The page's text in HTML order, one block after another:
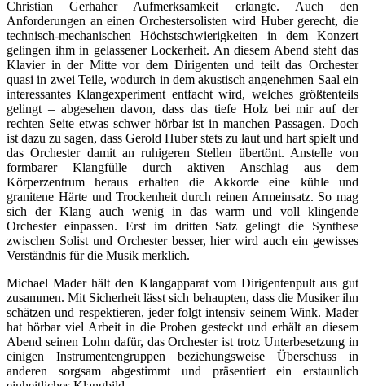
Christian Gerhaher Aufmerksamkeit erlangte. Auch den
Anforderungen an einen Orchestersolisten wird Huber gerecht, die
technisch-mechanischen Höchstschwierigkeiten in dem Konzert
gelingen ihm in gelassener Lockerheit. An diesem Abend steht das
Klavier in der Mitte vor dem Dirigenten und teilt das Orchester
quasi in zwei Teile, wodurch in dem akustisch angenehmen Saal ein
interessantes Klangexperiment entfacht wird, welches größtenteils
gelingt – abgesehen davon, dass das tiefe Holz bei mir auf der
rechten Seite etwas schwer hörbar ist in manchen Passagen. Doch
ist dazu zu sagen, dass Gerold Huber stets zu laut und hart spielt und
das Orchester damit an ruhigeren Stellen übertönt. Anstelle von
formbarer Klangfülle durch aktiven Anschlag aus dem
Körperzentrum heraus erhalten die Akkorde eine kühle und
granitene Härte und Trockenheit durch reinen Armeinsatz. So mag
sich der Klang auch wenig in das warm und voll klingende
Orchester einpassen. Erst im dritten Satz gelingt die Synthese
zwischen Solist und Orchester besser, hier wird auch ein gewisses
Verständnis für die Musik merklich.
Michael Mader hält den Klangapparat vom Dirigentenpult aus gut
zusammen. Mit Sicherheit lässt sich behaupten, dass die Musiker ihn
schätzen und respektieren, jeder folgt intensiv seinem Wink. Mader
hat hörbar viel Arbeit in die Proben gesteckt und erhält an diesem
Abend seinen Lohn dafür, das Orchester ist trotz Unterbesetzung in
einigen Instrumentengruppen beziehungsweise Überschuss in
anderen sorgsam abgestimmt und präsentiert ein erstaunlich